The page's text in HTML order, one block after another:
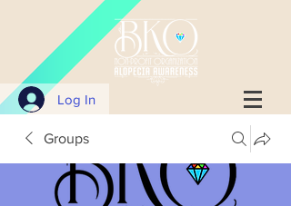
Log In
Groups